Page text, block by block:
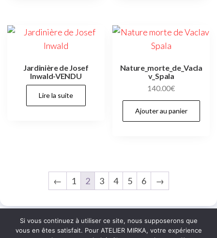
Jardinière de Josef
Inwald-VENDU
Lire la suite
Nature_morte_de_Vacla
v_Spala
140.00€
Ajouter au panier
← 1 2 3 4 5 6 →
Si vous continuez à utiliser ce site, nous supposerons que
vous en êtes satisfait. Pour ATELIER MIRKA, votre expérience